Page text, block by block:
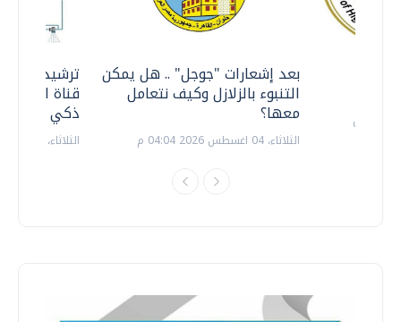
ترشيدا
قناة
ذكي
الثلاثاء، 14 يوليو 2026 06:11 م
بعد إشعارات "جوجل" .. هل يمكن
التنبوء بالزلازل وكيف نتعامل
معها؟
الثلاثاء، 04 اغسطس 2026 04:04 م